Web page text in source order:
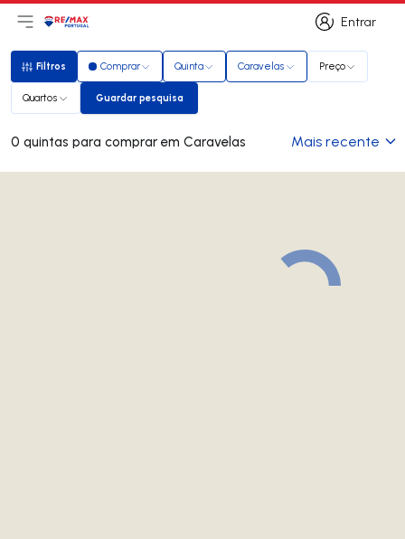
Entrar
Entrar
Abri menu principal
LogoIr para página inicial
Filtros
Filtros Comprar Quinta Caravelas Preço
Quartos Guardar pesquisa
Guardar pesquisa
0 quintas para comprar em Caravelas Mais recente